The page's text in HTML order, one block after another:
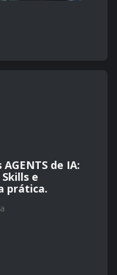
de IA:
e
prática.